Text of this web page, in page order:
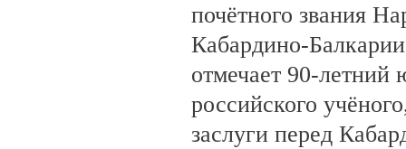
почётного звания
Кабардино-
отмечает 90-
российского
заслуги перед